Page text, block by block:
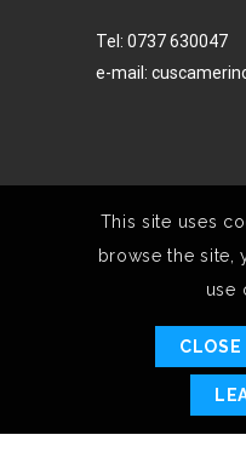
Tel: 0737 630047
e-mail:
This site uses
browse the site,
use
CLOSE